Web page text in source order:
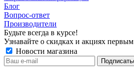
Блог
Вопрос-ответ
Производители
Будьте всегда в курсе!
Узнавайте о скидках и акциях первым
Новости магазина